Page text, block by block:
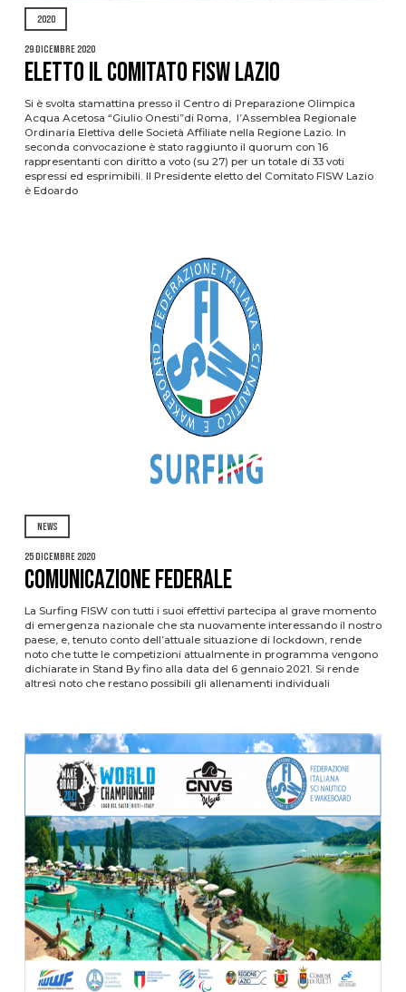
2020
29 Dicembre 2020
Eletto il Comitato FISW Lazio
Si è svolta stamattina presso il Centro di Preparazione Olimpica
Acqua Acetosa “Giulio Onesti”di Roma, l’Assemblea Regionale
Ordinaria Elettiva delle Società Affiliate nella Regione Lazio. In
seconda convocazione è stato raggiunto il quorum con 16
rappresentanti con diritto a voto (su 27) per un totale di 33 voti
espressi ed esprimibili. Il Presidente eletto del Comitato FISW Lazio
è Edoardo
NEWS
25 Dicembre 2020
Comunicazione federale
La Surfing FISW con tutti i suoi effettivi partecipa al grave momento
di emergenza nazionale che sta nuovamente interessando il nostro
paese, e, tenuto conto dell’attuale situazione di lockdown, rende
noto che tutte le competizioni attualmente in programma vengono
dichiarate in Stand By fino alla data del 6 gennaio 2021. Si rende
altresì noto che restano possibili gli allenamenti individuali